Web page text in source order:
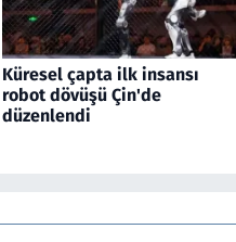
Küresel çapta ilk insansı
robot dövüşü Çin'de
düzenlendi